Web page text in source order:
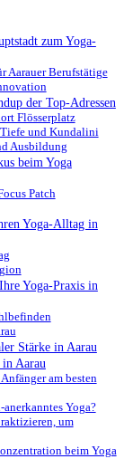
zum Yoga-
Aarauer Berufstätige
der Top-Adressen
Flösserplatz
und Kundalini
Ausbildung
beim Yoga
Patch
Yoga-Alltag in
Yoga-Praxis in
Stärke in Aarau
Aarau
am besten
Yoga?
um
beim Yoga